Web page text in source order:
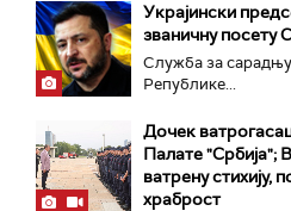
Украјински
званичну посету
Служба за
Републике...
Дочек
Палате "Србија";
ватрену стихију,
храброст